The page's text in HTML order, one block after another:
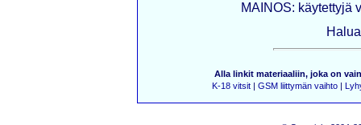
MAINOS: käytettyjä
Alla linkit materiaaliin, joka on
K-18 vitsit | GSM liittymän vaihto |